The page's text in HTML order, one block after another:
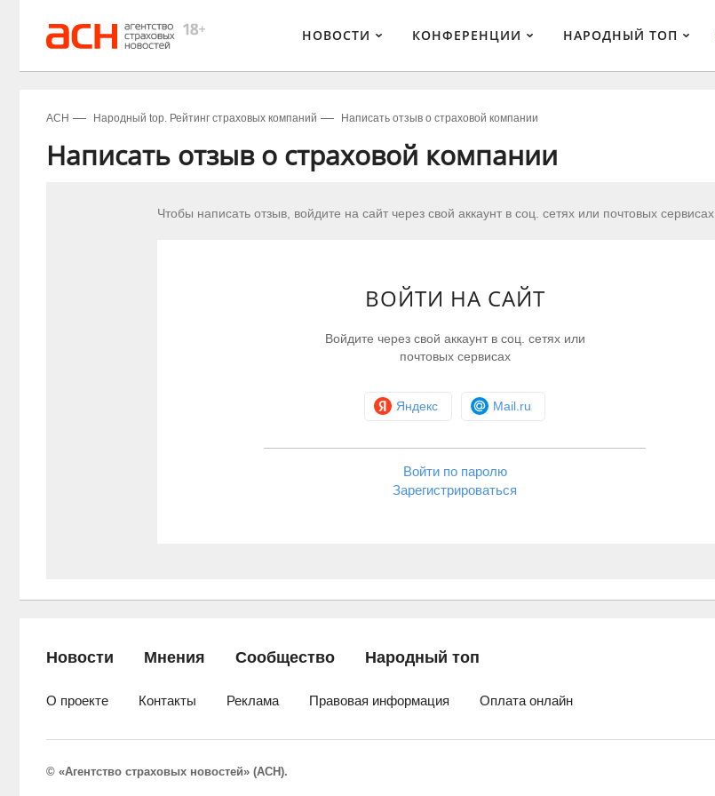
НОВОСТИ КОНФЕРЕНЦИИ НАРОДНЫЙ ТОП
АСН Народный top. Рейтинг страховых компаний Написать отзыв о страховой компании
Написать отзыв о страховой компании
Чтобы написать отзыв, войдите на сайт через свой аккаунт в соц. сетях или почтовых сервисах
ВОЙТИ НА САЙТ
Войдите через свой аккаунт в соц. сетях или
почтовых сервисах
Яндекс Mail.ru
Войти по паролю
Зарегистрироваться
Новости Мнения Сообщество Народный топ
О проекте Контакты Реклама Правовая информация Оплата онлайн
© «Агентство страховых новостей» (АСН).